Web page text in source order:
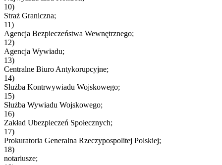
10)
Straż Graniczna;
11)
Agencja Bezpieczeństwa Wewnętrznego;
12)
Agencja Wywiadu;
13)
Centralne Biuro Antykorupcyjne;
14)
Służba Kontrwywiadu Wojskowego;
15)
Służba Wywiadu Wojskowego;
16)
Zakład Ubezpieczeń Społecznych;
17)
Prokuratoria Generalna Rzeczypospolitej Polskiej;
18)
notariusze;